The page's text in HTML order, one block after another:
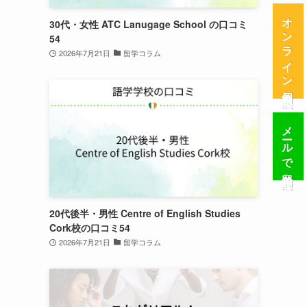
30代・女性 ATC Lanugage School の口コミ
54
2026年7月21日 留学コラム
20代後半・男性 Centre of English Studies
Cork校の口コミ54
2026年7月21日 留学コラム
オンライン個別相談
メールで留学相談